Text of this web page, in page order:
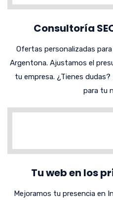
Consultoría
Ofertas personalizadas
Argentona. Ajustamos el
tu empresa. ¿Tienes
para tu
Tu web en los
Mejoramos tu presencia en